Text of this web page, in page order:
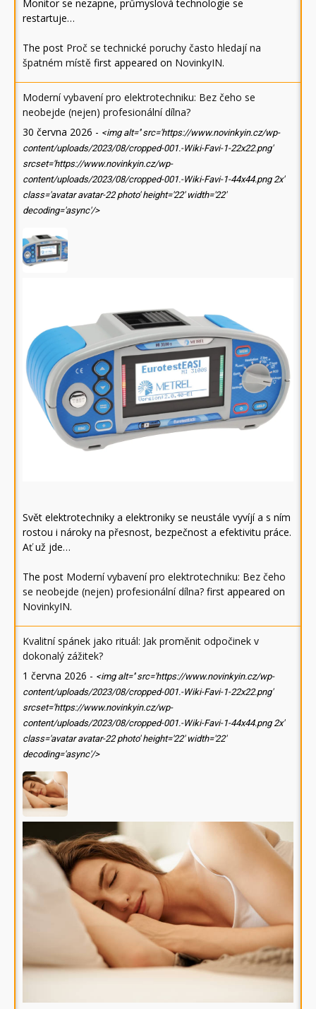
Monitor se nezapne, průmyslová technologie se
restartuje…
The post Proč se technické poruchy často hledají na
špatném místě first appeared on NovinkyIN.
Moderní vybavení pro elektrotechniku: Bez čeho se
neobejde (nejen) profesionální dílna?
30 června 2026 - <img alt='' src='https://www.novinkyin.cz/wp-
content/uploads/2023/08/cropped-001.-Wiki-Favi-1-22x22.png'
srcset='https://www.novinkyin.cz/wp-
content/uploads/2023/08/cropped-001.-Wiki-Favi-1-44x44.png 2x'
class='avatar avatar-22 photo' height='22' width='22'
decoding='async'/>
Svět elektrotechniky a elektroniky se neustále vyvíjí a s ním
rostou i nároky na přesnost, bezpečnost a efektivitu práce.
Ať už jde…
The post Moderní vybavení pro elektrotechniku: Bez čeho
se neobejde (nejen) profesionální dílna? first appeared on
NovinkyIN.
Kvalitní spánek jako rituál: Jak proměnit odpočinek v
dokonalý zážitek?
1 června 2026 - <img alt='' src='https://www.novinkyin.cz/wp-
content/uploads/2023/08/cropped-001.-Wiki-Favi-1-22x22.png'
srcset='https://www.novinkyin.cz/wp-
content/uploads/2023/08/cropped-001.-Wiki-Favi-1-44x44.png 2x'
class='avatar avatar-22 photo' height='22' width='22'
decoding='async'/>